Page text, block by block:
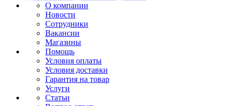
О компании
Новости
Сотрудники
Вакансии
Магазины
Помощь
Условия оплаты
Условия доставки
Гарантия на товар
Услуги
Статьи